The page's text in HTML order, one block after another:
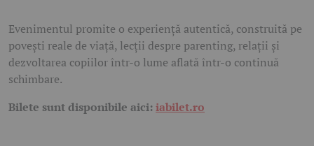
Evenimentul promite o experiență autentică, construită pe
povești reale de viață, lecții despre parenting, relații și
dezvoltarea copiilor într-o lume aflată într-o continuă
schimbare.
Bilete sunt disponibile aici:iabilet.ro